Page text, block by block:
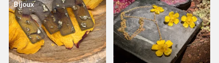
Bijoux